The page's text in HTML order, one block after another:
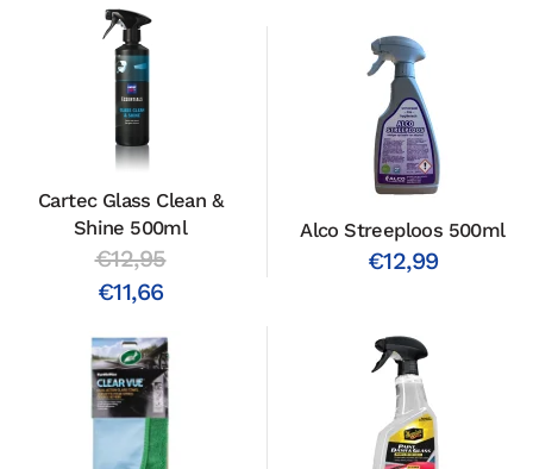
Cartec Glass Clean &
Shine 500ml
€12,95
€11,66
Alco Streeploos 500ml
€12,99